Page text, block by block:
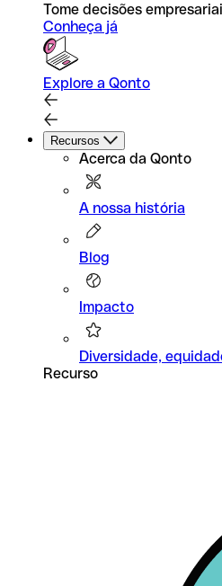
Tome decisões
Conheça já
Explore a Qonto
Recursos
Acerca da Qonto
A nossa história
Blog
Impacto
Diversidade,
Recurso